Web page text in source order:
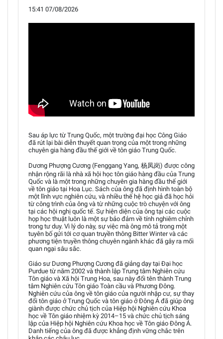
15:41 07/08/2026
Sau áp lực từ Trung Quốc, một trường đại học Công Giáo
đã rút lại bài diễn thuyết quan trọng của một trong những
chuyên gia hàng đầu thế giới về tôn giáo Trung Quốc.
Dương Phượng Cương (Fenggang Yang, 杨凤岗) được công
nhận rộng rãi là nhà xã hội học tôn giáo hàng đầu của Trung
Quốc và là một trong những chuyên gia hàng đầu thế giới
về tôn giáo tại Hoa Lục. Sách của ông đã định hình toàn bộ
một lĩnh vực nghiên cứu, và nhiều thế hệ học giả đã học hỏi
từ công trình của ông và từ những cuộc trò chuyện với ông
tại các hội nghị quốc tế. Sự hiện diện của ông tại các cuộc
họp học thuật luôn là một sự bảo đảm về tính nghiêm chỉnh
trong tư duy. Vì lý do này, sự việc mà ông mô tả trong một
tuyên bố gửi tới cơ quan truyền thông Bitter Winter và các
phương tiện truyền thông chuyên ngành khác đã gây ra mối
quan ngại sâu sắc.
Giáo sư Dương Phượng Cương đã giảng dạy tại Đại học
Purdue từ năm 2002 và thành lập Trung tâm Nghiên cứu
Tôn giáo và Xã hội Trung Hoa, sau này đổi tên thành Trung
tâm Nghiên cứu Tôn giáo Toàn cầu và Phương Đông.
Nghiên cứu của ông về tôn giáo của người nhập cư, sự thay
đổi tôn giáo ở Trung Quốc và tôn giáo ở Đông Á đã giúp ông
giành được chức chủ tịch của Hiệp hội Nghiên cứu Khoa
học về Tôn giáo nhiệm kỳ 2014–15 và chức chủ tịch sáng
lập của Hiệp hội Nghiên cứu Khoa học về Tôn giáo Đông Á.
Danh tiếng của ông đã được khẳng định vững chắc trên